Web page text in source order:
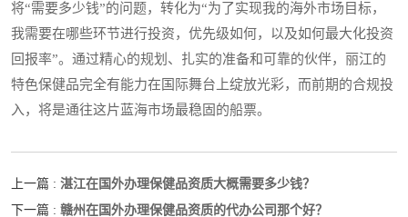
将“需要多少钱”的问题，转化为“为了实现我的海外市场目标，
我需要在哪些环节进行投资，优先级如何，以及如何最大化投资
回报率”。通过精心的规划、扎实的准备和可靠的伙伴，丽江的
特色保健品完全有能力在国际舞台上绽放光彩，而前期的合规投
入，将是通往这片蓝海市场最稳固的船票。
上一篇 : 湛江在国外办理保健品资质大概需要多少钱？
下一篇 : 赣州在国外办理保健品资质的代办公司那个好？